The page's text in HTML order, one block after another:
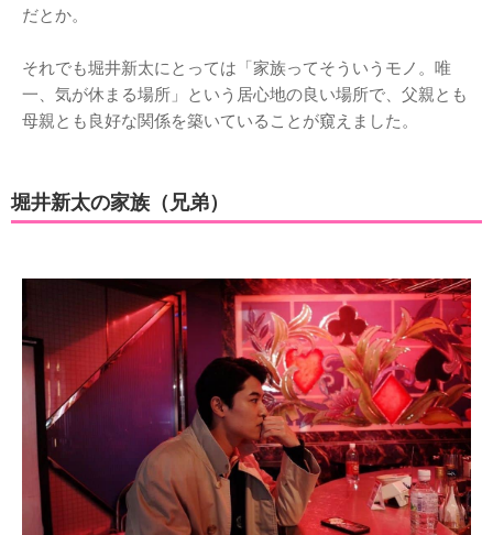
だとか。
それでも堀井新太にとっては「家族ってそういうモノ。唯
一、気が休まる場所」という居心地の良い場所で、父親とも
母親とも良好な関係を築いていることが窺えました。
堀井新太の家族（兄弟）